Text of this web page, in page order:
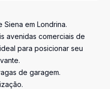
Siena em Londrina.
avenidas comerciais de
para posicionar seu
de garagem.